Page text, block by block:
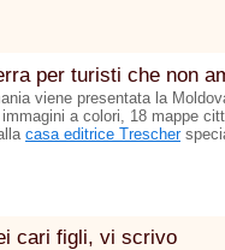
per turisti che non
viene presentata la
immagini a colori, 18 mappe
casa editrice Trescher
cari figli, vi scrivo